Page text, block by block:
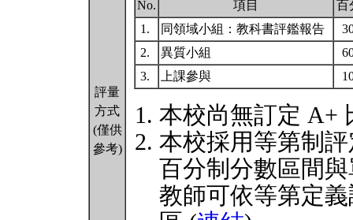
評量
方式
(僅供
參考)
No. 項目
百
1.
同領域小組：教科書評鑑報告
2.
異質小組
3.
上課參與
本校尚無訂定 A+
本校採用等第制
百分制分數區間
教師可依等第定